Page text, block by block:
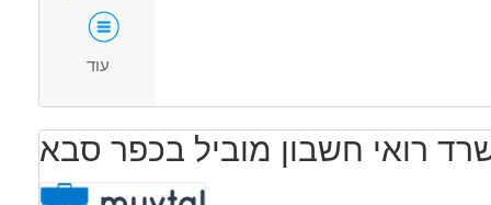
עוד
רואי חשבון מוביל בכפר סבא